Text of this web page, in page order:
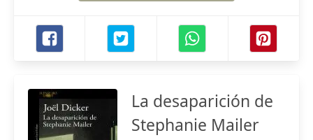
La desaparición de
Stephanie Mailer